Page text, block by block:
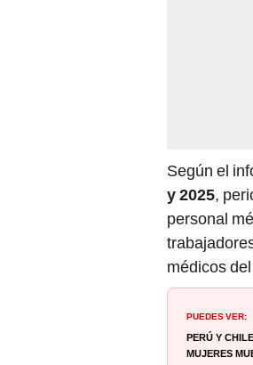
Según el
y 2025,
personal
médicos
PUEDES VER:
Perú y
mujeres